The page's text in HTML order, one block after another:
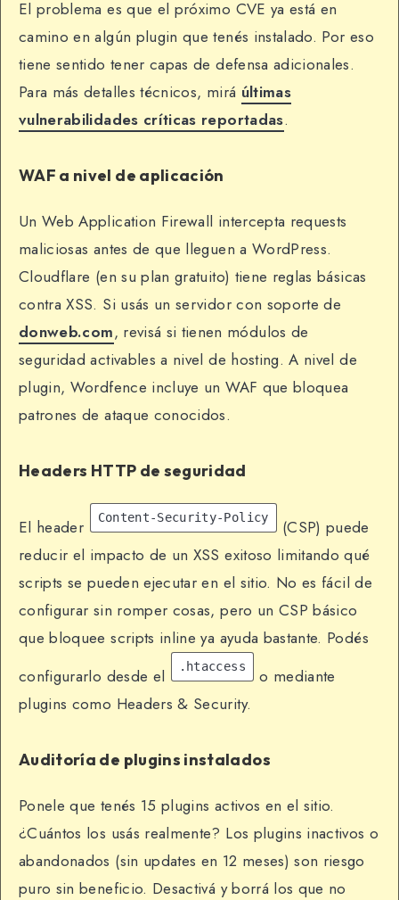
El problema es que el próximo CVE ya está en
camino en algún plugin que tenés instalado. Por eso
tiene sentido tener capas de defensa adicionales.
Para más detalles técnicos, mirá últimas
vulnerabilidades críticas reportadas.
WAF a nivel de aplicación
Un Web Application Firewall intercepta requests
maliciosas antes de que lleguen a WordPress.
Cloudflare (en su plan gratuito) tiene reglas básicas
contra XSS. Si usás un servidor con soporte de
donweb.com, revisá si tienen módulos de
seguridad activables a nivel de hosting. A nivel de
plugin, Wordfence incluye un WAF que bloquea
patrones de ataque conocidos.
Headers HTTP de seguridad
El header Content-Security-Policy
(CSP) puede
reducir el impacto de un XSS exitoso limitando qué
scripts se pueden ejecutar en el sitio. No es fácil de
configurar sin romper cosas, pero un CSP básico
que bloquee scripts inline ya ayuda bastante. Podés
configurarlo desde el
.htaccess
o mediante
plugins como Headers & Security.
Auditoría de plugins instalados
Ponele que tenés 15 plugins activos en el sitio.
¿Cuántos los usás realmente? Los plugins inactivos o
abandonados (sin updates en 12 meses) son riesgo
puro sin beneficio. Desactivá y borrá los que no